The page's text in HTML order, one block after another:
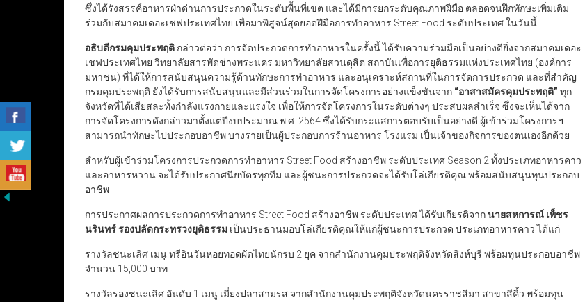
ซึ่งได้รังสรรค์อาหารฝ่าด่านการประกวดในระดับพื้นที่เขต และได้มีการยกระดับคุณภาพฝีมือ ตลอดจนฝึกทักษะเพิ่มเติม
ร่วมกับสมาคมเดอะเชฟประเทศไทย เพื่อมาพิสูจน์สุดยอดฝีมือการทำอาหาร Street Food ระดับประเทศ ในวันนี้
อธิบดีกรมคุมประพฤติ กล่าวต่อว่า การจัดประกวดการทำอาหารในครั้งนี้ ได้รับความร่วมมือเป็นอย่างดียิ่งจากสมาคมเดอะ
เชฟประเทศไทย วิทยาลัยสารพัดช่างพระนคร มหาวิทยาลัยสวนดุสิต สถาบันเพื่อการยุติธรรมแห่งประเทศไทย (องค์การ
มหาชน) ที่ได้ให้การสนับสนุนความรู้ด้านทักษะการทำอาหาร และอนุเคราะห์สถานที่ในการจัดการประกวด และที่สำคัญ
กรมคุมประพฤติ ยังได้รับการสนับสนุนและมีส่วนร่วมในการจัดโครงการอย่างแข็งขันจาก “อาสาสมัครคุมประพฤติ” ทุก
จังหวัดที่ได้เสียสละทั้งกำลังแรงกายและแรงใจ เพื่อให้การจัดโครงการในระดับต่างๆ ประสบผลสำเร็จ ซึ่งจะเห็นได้จาก
การจัดโครงการดังกล่าวมาตั้งแต่ปีงบประมาณ พ.ศ. 2564 ซึ่งได้รับกระแสการตอบรับเป็นอย่างดี ผู้เข้าร่วมโครงการฯ
สามารถนำทักษะไปประกอบอาชีพ บางรายเป็นผู้ประกอบการร้านอาหาร โรงแรม เป็นเจ้าของกิจการของตนเองอีกด้วย
สำหรับผู้เข้าร่วมโครงการประกวดการทำอาหาร Street Food สร้างอาชีพ ระดับประเทศ Season 2 ทั้งประเภทอาหารคาว
และอาหารหวาน จะได้รับประกาศนียบัตรทุกทีม และผู้ชนะการประกวดจะได้รับโล่เกียรติคุณ พร้อมสนับสนุนทุนประกอบ
อาชีพ
การประกาศผลการประกวดการทำอาหาร Street Food สร้างอาชีพ ระดับประเทศ ได้รับเกียรติจากนายสหการณ์ เพ็ชร
นรินทร์ รองปลัดกระทรวงยุติธรรม เป็นประธานมอบโล่เกียรติคุณให้แก่ผู้ชนะการประกวด ประเภทอาหารคาว ได้แก่
รางวัลชนะเลิศ เมนู ทรีอินวันหอยทอดผัดไทยนักรบ 2 ยุค จากสำนักงานคุมประพฤติจังหวัดสิงห์บุรี พร้อมทุนประกอบอาชีพ
จำนวน 15,000 บาท
รางวัลรองชนะเลิศ อันดับ 1 เมนู เมี่ยงปลาสามรส จากสำนักงานคุมประพฤติจังหวัดนครราชสีมา สาขาสีคิ้ว พร้อมทุน